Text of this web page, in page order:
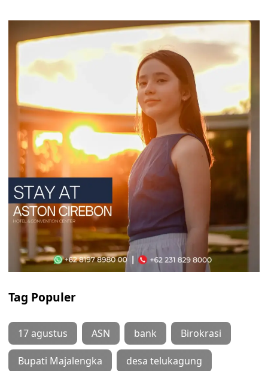
Tag Populer
17 agustus ASN bank Birokrasi
Bupati Majalengka desa telukagung